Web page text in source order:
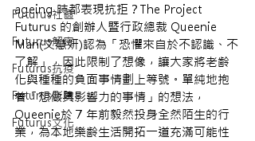
Futurus社區
Futurus解密
Futurus抗疫
Futurus影院
Futurus文化
ageing 時都表現抗拒？The Project
Futurus 的創辦人暨行政總裁 Queenie
Man(文慧妍)認為「恐懼來自於不認識、不
了解」，因此限制了想像，讓大家將老齡
化與種種的負面事情劃上等號。單純地抱
着「想做具影響力的事情」的想法，
Queenie於 7 年前毅然投身全然陌生的行
業，為本地樂齡生活開拓一道充滿可能性